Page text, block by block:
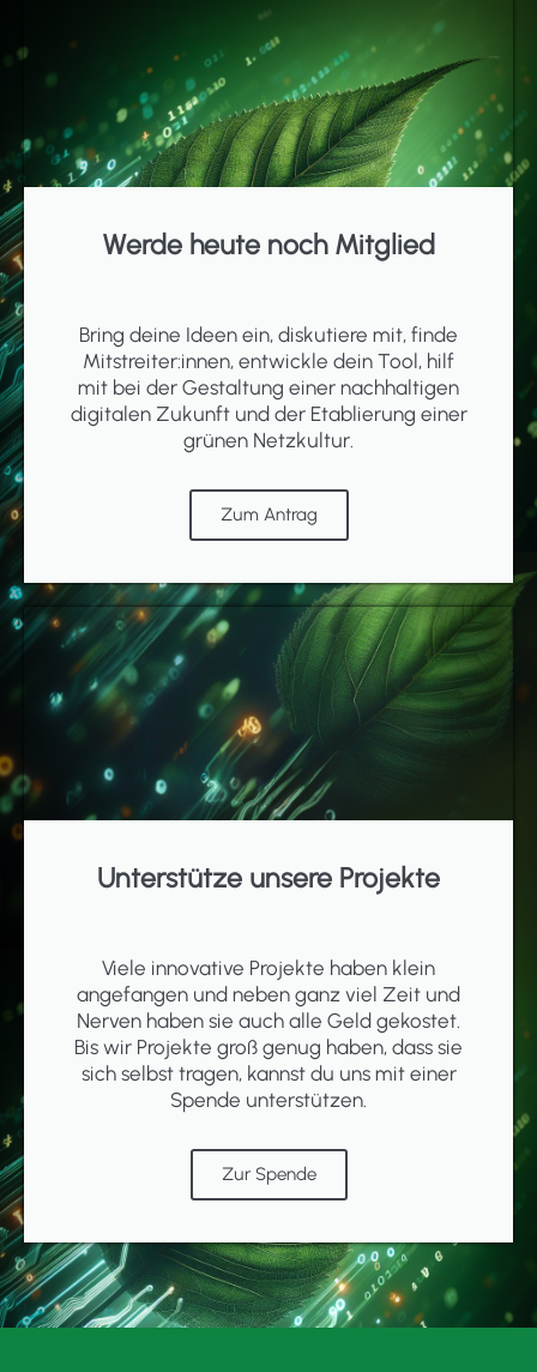
Werde heute noch Mitglied
Bring deine Ideen ein, diskutiere mit, finde
Mitstreiter:innen, entwickle dein Tool, hilf
mit bei der Gestaltung einer nachhaltigen
digitalen Zukunft und der Etablierung einer
grünen Netzkultur.
Zum Antrag
Unterstütze unsere Projekte
Viele innovative Projekte haben klein
angefangen und neben ganz viel Zeit und
Nerven haben sie auch alle Geld gekostet.
Bis wir Projekte groß genug haben, dass sie
sich selbst tragen, kannst du uns mit einer
Spende unterstützen.
Zur Spende